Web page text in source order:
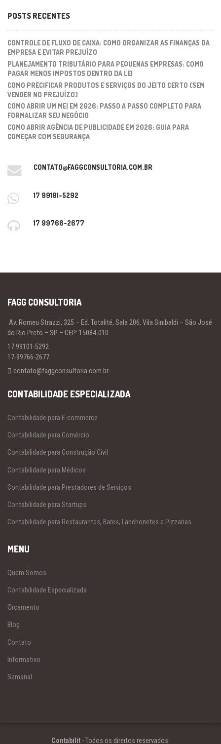
POSTS RECENTES
CONTROLE DE FLUXO DE CAIXA: COMO ORGANIZAR AS FINANÇAS DA
EMPRESA E EVITAR PREJUÍZO
PLANEJAMENTO TRIBUTÁRIO PARA PEQUENAS EMPRESAS: COMO
PAGAR MENOS IMPOSTOS DENTRO DA LEI
COMO PRECIFICAR PRODUTOS E SERVIÇOS DO JEITO CERTO (SEM
VENDER NO PREJUÍZO)
COMO ABRIR UM MEI EM 2026: PASSO A PASSO COMPLETO PARA
FORMALIZAR SEU NEGÓCIO
COMO ABRIR AGÊNCIA DE PUBLICIDADE EM 2026: GUIA PARA
COMEÇAR COM SEGURANÇA
CONTATO@FAGGCONSULTORIA.COM.BR
17 99101-5292
17 99766-2677
FAGG CONSULTORIA
Av. Romeu Strazzi, 325 – Ed. Totalité, Sala 206, Vila Sinibaldi – São José
do Rio Preto – SP – CEP: 15084-010
17 99101-5292
17-99766-2677
contato@faggconsultoria.com.br
CONTABILIDADE ESPECIALIZADA
Contabilidade para E-commerce
Contabilidade para Comércio
Contabilidade para Construção Civil
Contabilidade para Médicos
Contabilidade para Prestadores de Serviços
Contabilidade para Startups
Contabilidade para Restaurantes, Bares, Lanchonetes e Pizzarias
MENU
Quem Somos
Contabilidade Especializada
Orçamento
Blog
Contato
Informativo
Semanal
Contabilit - Todos os direitos reservados.